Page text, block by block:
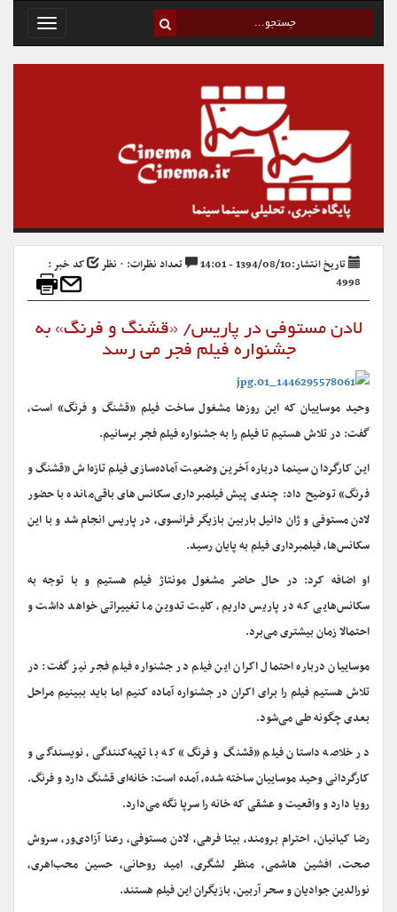
Toggle
تاریخ انتشار:1394/08/10 - 14:01 تعداد نظرات: ۰ نظر
کد خبر :
4998
لادن مستوفی در پاریس/ «قشنگ و فرنگ» به
جشنواره فیلم فجر می رسد
وحید موساییان که این روزها مشغول ساخت فیلم «قشنگ و فرنگ» است،
گفت: در تلاش هستیم تا فیلم را به جشنواره فیلم فجر برسانیم.
این کارگردان سینما درباره آخرین وضعیت آماده‌سازی فیلم تازه‌اش «قشنگ و
فرنگ» توضیح داد: چندی پیش فیلمبرداری سکانس‌های باقی‌مانده با حضور
لادن مستوفی و ژان دانیل باربین بازیگر فرانسوی، در پاریس انجام شد و با این
سکانس‌ها، فیلمبرداری فیلم به پایان رسید.
او اضافه کرد: در حال حاضر مشغول مونتاژ فیلم هستیم و با توجه به
سکانس‌هایی که در پاریس داریم، کلیت تدوین ما تغییراتی خواهد داشت و
احتمالا زمان بیشتری می‌برد.
موساییان درباره احتمال اکران این فیلم در جشنواره فیلم فجر نیز گفت: در
تلاش هستیم فیلم را برای اکران در جشنواره آماده کنیم اما باید ببینیم مراحل
بعدی چگونه طی می‌شود.
در خلاصه داستان فیلم «قشنگ و فرنگ» که با تهیه‌کنندگی، نویسندگی و
کارگردانی وحید موساییان ساخته شده، آمده است: خانه‌ای قشنگ دارد و فرنگ.
رویا دارد و واقعیت و عشقی که خانه را سرپا نگه می‌دارد.
رضا کیانیان، احترام برومند، بیتا فرهی، لادن مستوفی، رعنا آزادی‌ور، سروش
صحت، افشین هاشمی، منظر لشگری، امید روحانی، حسین محب‌اهری،
نورالدین جوادیان و سحر آربین، بازیگران این فیلم هستند.